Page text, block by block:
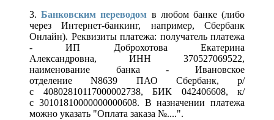
3.Банковским переводом в любом банке (либо
через Интернет-банкинг, например, Сбербанк
Онлайн). Реквизиты платежа: получатель платежа
- ИП Доброхотова Екатерина
Александровна, ИНН 370527069522,
наименование банка - Ивановское
отделение N8639 ПАО Сбербанк, р/
с 40802810117000002738, БИК 042406608, к/
с 30101810000000000608. В назначении платежа
можно указать "Оплата заказа №....".